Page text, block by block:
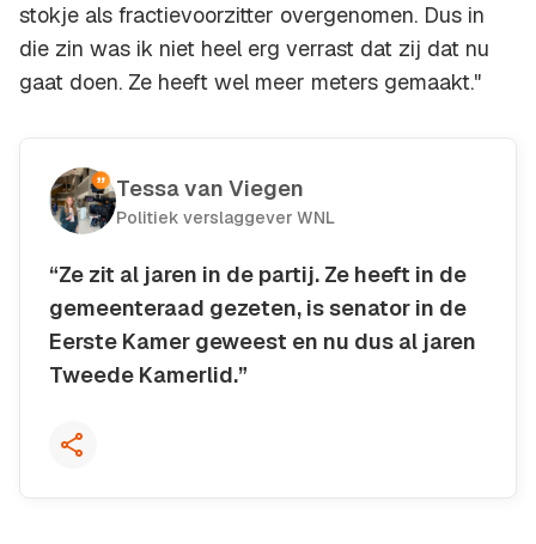
stokje als fractievoorzitter overgenomen. Dus in
die zin was ik niet heel erg verrast dat zij dat nu
gaat doen. Ze heeft wel meer meters gemaakt."
Tessa van Viegen
Politiek verslaggever WNL
“Ze zit al jaren in de partij. Ze heeft in de
gemeenteraad gezeten, is senator in de
Eerste Kamer geweest en nu dus al jaren
Tweede Kamerlid.”
Kopieer quote